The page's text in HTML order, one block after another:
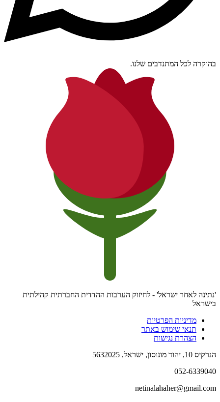
בהוקרה לכל המתנדבים שלנו.
'נתינה לאחר ישראל' - לחיזוק הערבות ההדדית החברתית קהילתית
בישראל
מדיניות הפרטיות
תנאי שימוש באתר
הצהרת נגישות
הנרקיס 10, יהוד מונוסון, ישראל, 5632025
052-6339040​
netinalahaher@gmail.com​